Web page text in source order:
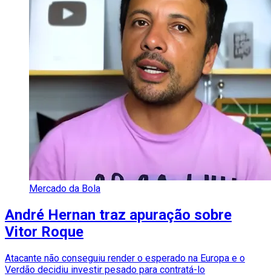
Mercado da Bola
André Hernan traz apuração sobre
Vitor Roque
Atacante não conseguiu render o esperado na Europa e o
Verdão decidiu investir pesado para contratá-lo